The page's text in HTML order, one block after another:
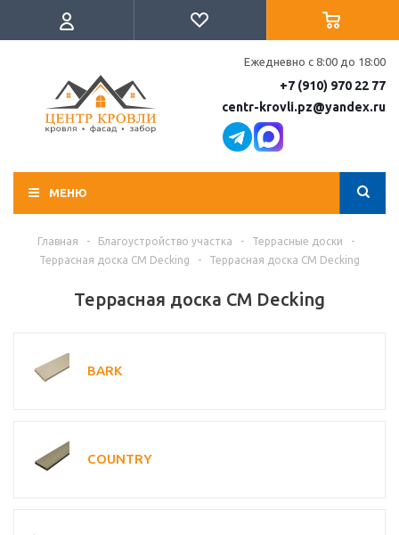
Ежедневно с 8:00 до 18:00
+7 (910) 970 22 77
centr-krovli.pz@yandex.ru
МЕНЮ
Главная - Благоустройство участка - Террасные доски
-
Террасная доска CM Decking
- Террасная доска CM Decking
Террасная доска CM Decking
BARK
COUNTRY